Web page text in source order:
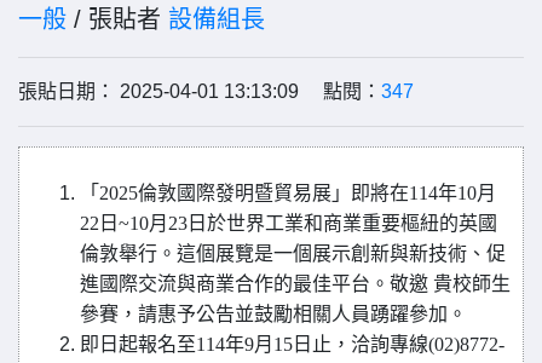
一般 / 張貼者 設備組長
張貼日期： 2025-04-01 13:13:09 點閱： 347
「2025倫敦國際發明暨貿易展」即將在114年10月
22日~10月23日於世界工業和商業重要樞紐的英國
倫敦舉行。這個展覽是一個展示創新與新技術、促
進國際交流與商業合作的最佳平台。敬邀 貴校師生
參賽，請惠予公告並鼓勵相關人員踴躍參加。
即日起報名至114年9月15日止，洽詢專線(02)8772-